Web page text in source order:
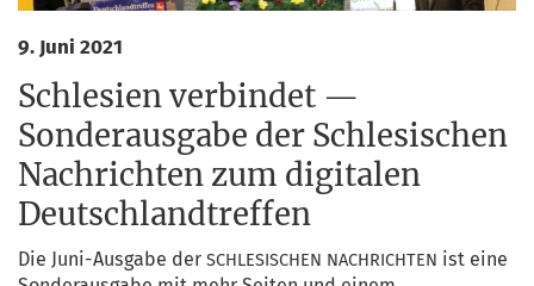
9. Juni 2021
Schlesien verbindet —
Sonderausgabe der Schlesischen
Nachrichten zum digitalen
Deutschlandtreffen
Die Juni-Aus­ga­be der SCHLESISCHEN NACHRICHTEN ist eine